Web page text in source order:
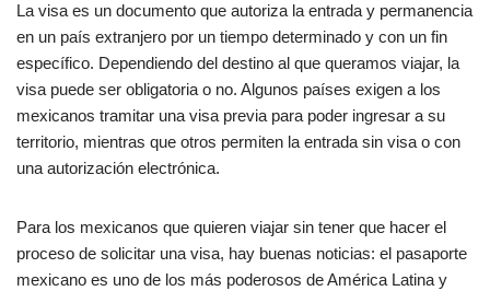
La visa es un documento que autoriza la entrada y permanencia
en un país extranjero por un tiempo determinado y con un fin
específico. Dependiendo del destino al que queramos viajar, la
visa puede ser obligatoria o no. Algunos países exigen a los
mexicanos tramitar una visa previa para poder ingresar a su
territorio, mientras que otros permiten la entrada sin visa o con
una autorización electrónica.
Para los mexicanos que quieren viajar sin tener que hacer el
proceso de solicitar una visa, hay buenas noticias: el pasaporte
mexicano es uno de los más poderosos de América Latina y